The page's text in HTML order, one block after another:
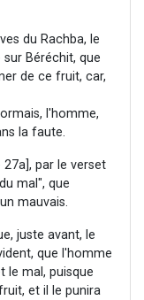
du Rachba, le
Béréchit, que
de ce fruit, car,
l'homme,
la faute.
par le verset
mal", que
mauvais.
juste avant, le
que l'homme
le mal, puisque
et il le punira